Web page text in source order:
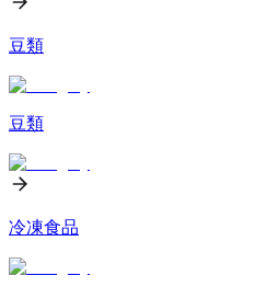
豆類
豆類
冷凍食品